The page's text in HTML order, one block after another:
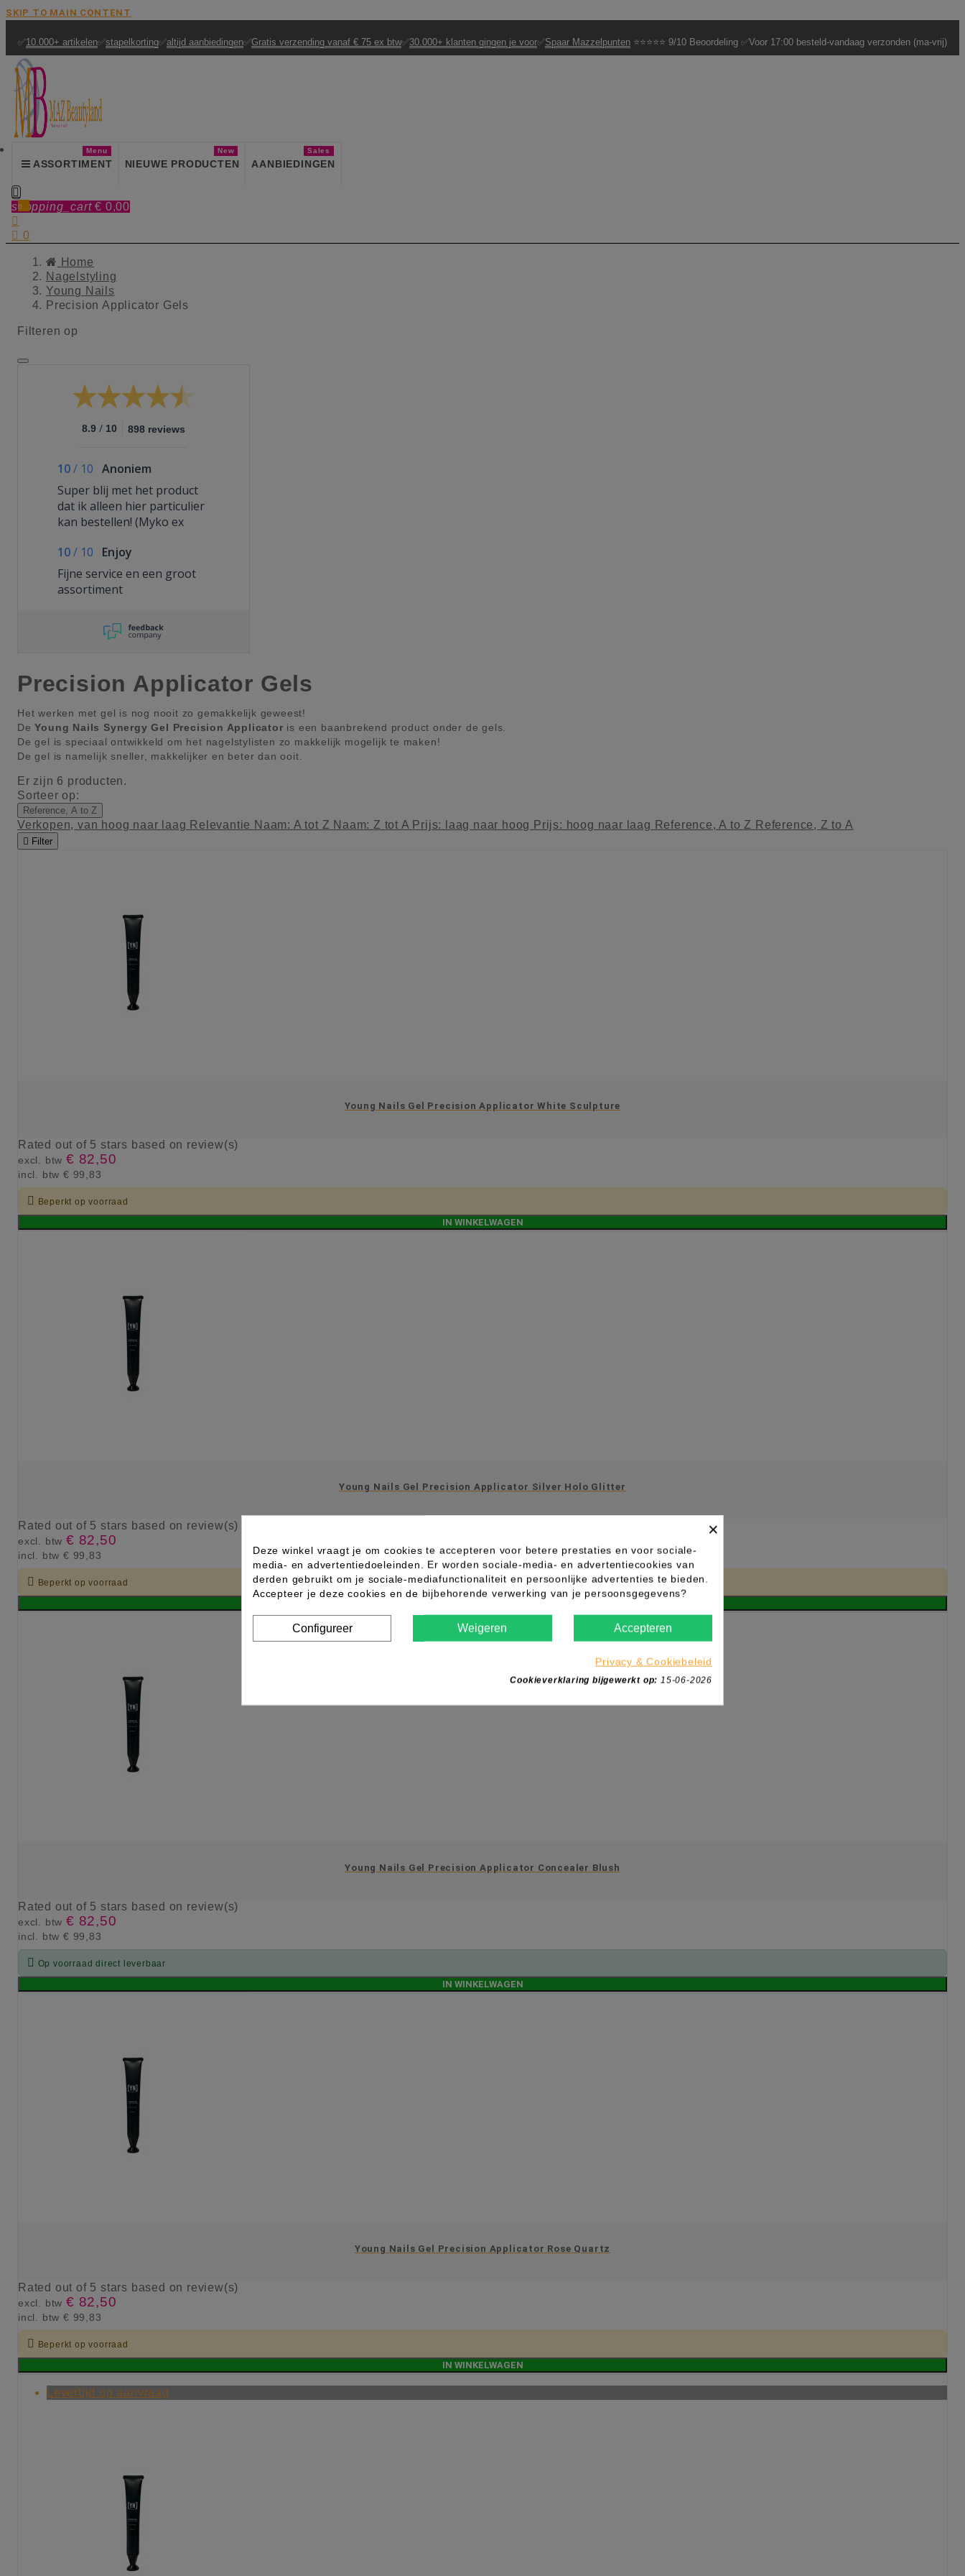
SKIP TO MAIN CONTENT
✅10.000+ artikelen✅stapelkorting✅altijd aanbiedingen✅Gratis verzending vanaf € 75 ex btw✅30.000+ klanten gingen je voor✅Spaar Mazzelpunten ⭐⭐⭐⭐⭐ 9/10 Beoordeling ✅Voor 17:00 besteld-vandaag verzonden (ma-vrij)
ASSORTIMENT
Menu
NIEUWE PRODUCTEN
New
AANBIEDINGEN
Sales

shopping_cart € 0,00
0

 0
Home
Nagelstyling
Young Nails
Precision Applicator Gels
Filteren op
8.9 / 10 898 reviews
10/ 10 Anoniem
Super blij met het product
dat ik alleen hier particulier
kan bestellen! (Myko ex
10/ 10
Enjoy
Fijne service en een groot
assortiment
Precision Applicator Gels
Het werken met gel is nog nooit zo gemakkelijk geweest!
DeYoung Nails Synergy Gel Precision Applicator is een baanbrekend product onder de gels.
De gel is speciaal ontwikkeld om het nagelstylisten zo makkelijk mogelijk te maken!
De gel is namelijk sneller, makkelijker en beter dan ooit.
Er zijn 6 producten.
Sorteer op:
Reference, A to Z
Verkopen, van hoog naar laag Relevantie Naam: A tot Z Naam: Z tot A Prijs: laag naar hoog Prijs: hoog naar laag Reference, A to Z Reference, Z to A
 Filter
Young Nails Gel Precision Applicator White Sculpture
Rated out of 5 stars based on review(s)
excl. btw € 82,50
incl. btw € 99,83
 Beperkt op voorraad
IN WINKELWAGEN
Young Nails Gel Precision Applicator Silver Holo Glitter
Rated out of 5 stars based on review(s)
excl. btw € 82,50
incl. btw € 99,83
 Beperkt op voorraad
Young Nails Gel Precision Applicator Concealer Blush
Rated out of 5 stars based on review(s)
excl. btw € 82,50
incl. btw € 99,83
 Op voorraad direct leverbaar
IN WINKELWAGEN
Young Nails Gel Precision Applicator Rose Quartz
Rated out of 5 stars based on review(s)
excl. btw € 82,50
incl. btw € 99,83
 Beperkt op voorraad
IN WINKELWAGEN
Levertijd op aanvraag
×
Deze winkel vraagt je om cookies te accepteren voor betere prestaties en voor sociale-
media- en advertentiedoeleinden. Er worden sociale-media- en advertentiecookies van
derden gebruikt om je sociale-mediafunctionaliteit en persoonlijke advertenties te bieden.
Accepteer je deze cookies en de bijbehorende verwerking van je persoonsgegevens?
Configureer Weigeren Accepteren
Privacy & Cookiebeleid
Cookieverklaring bijgewerkt op: 15-06-2026